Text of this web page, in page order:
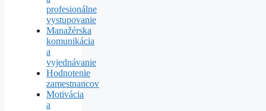
profesionálne
vystupovanie
Manažérska
komunikácia
a
vyjednávanie
Hodnotenie
zamestnancov
Motivácia
a